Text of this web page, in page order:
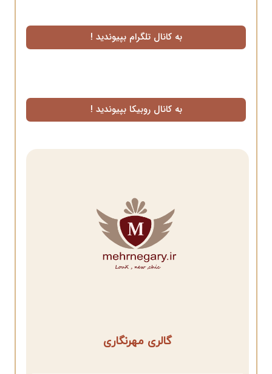
به کانال تلگرام بپیوندید !
به کانال روبیکا بپیوندید !
گالری مهرنگاری